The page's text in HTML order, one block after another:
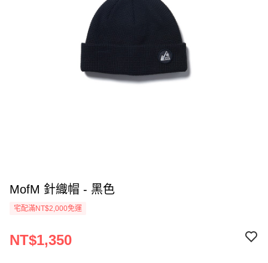
MofM 針織帽 - 黑色
宅配滿NT$2,000免運
NT$1,350